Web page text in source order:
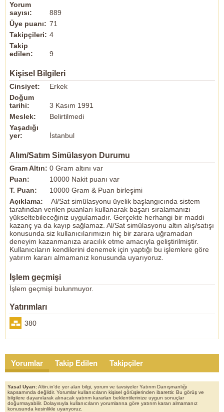
Yorum
sayısı:
889
Üye puanı: 71
Takipçileri: 4
Takip
edilen:
9
Kişisel Bilgileri
Cinsiyet:
Erkek
Doğum
tarihi:
3 Kasım 1991
Meslek:
Belirtilmedi
Yaşadığı
yer:
İstanbul
Alım/Satım Simülasyon Durumu
Gram Altın: 0 Gram altını var
Puan:
10000 Nakit puanı var
T. Puan:
10000 Gram & Puan birleşimi
Açıklama:
Al/Sat simülasyonu üyelik başlangıcında sistem
tarafından verilen puanları kullanarak başarı sıralamanızı
yükseltebileceğiniz uygulamadır. Gerçekte herhangi bir maddi
kazanç ya da kayıp sağlamaz. Al/Sat simülasyonu altın alış/satışı
konusunda siz kullanıcılarımızın hiç bir zarara uğramadan
deneyim kazanmanıza aracılık etme amacıyla geliştirilmiştir.
Kullanıcıların kendilerini denemek için yaptığı bu işlemlere göre
yatırım kararı almamanız konusunda uyarıyoruz.
İşlem geçmişi
İşlem geçmişi bulunmuyor.
Yatırımları
380
Yorumlar Takip Edilen Takipçiler
Yasal Uyarı:Altin.in'de yer alan bilgi, yorum ve tavsiyeler Yatırım Danışmanlığı
kapsamında değildir. Yorumlar kullanıcıların kişisel görüşlerinden ibarettir. Bu görüş ve
bilgilere dayanılarak alınacak yatırım kararları beklentilerinize uygun sonuçlar
doğurmayabilir. Dolayısıyla kullanıcıların yorumlarına göre yatırım kararı almamanız
konusunda kesinlikle uyarıyoruz.